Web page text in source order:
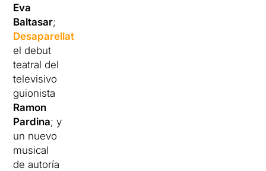
Eva
Baltasar;
Desaparellats
el debut
teatral del
televisivo
guionista
Ramon
Pardina; y
un nuevo
musical
de autoría